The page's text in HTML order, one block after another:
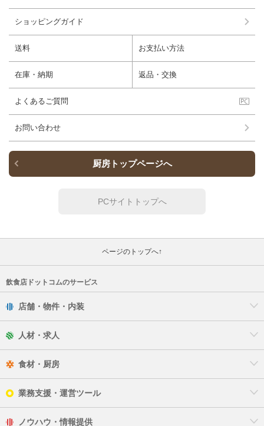
ショッピングガイド
送料 お支払い方法
在庫・納期 返品・交換
よくあるご質問
お問い合わせ
厨房トップページへ
PCサイトトップへ
ページのトップへ↑
飲食店ドットコムのサービス
店舗・物件・内装
人材・求人
食材・厨房
業務支援・運営ツール
ノウハウ・情報提供